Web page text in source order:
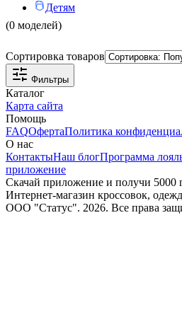
Детям
(0 моделей)
Сортировка товаров
Фильтры
Каталог
Карта сайта
Помощь
FAQОфертаПолитика
О нас
КонтактыНаш блогПрограмма
приложение
Скачай приложение и получи 5000
Интернет-магазин кроссовок,
ООО "Статус". 2026. Все права